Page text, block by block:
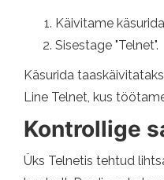
Käivitame
Sisestage "Telnet".
Käsurida
Line Telnet, kus
Kontrollige
Üks Telnetis tehtud